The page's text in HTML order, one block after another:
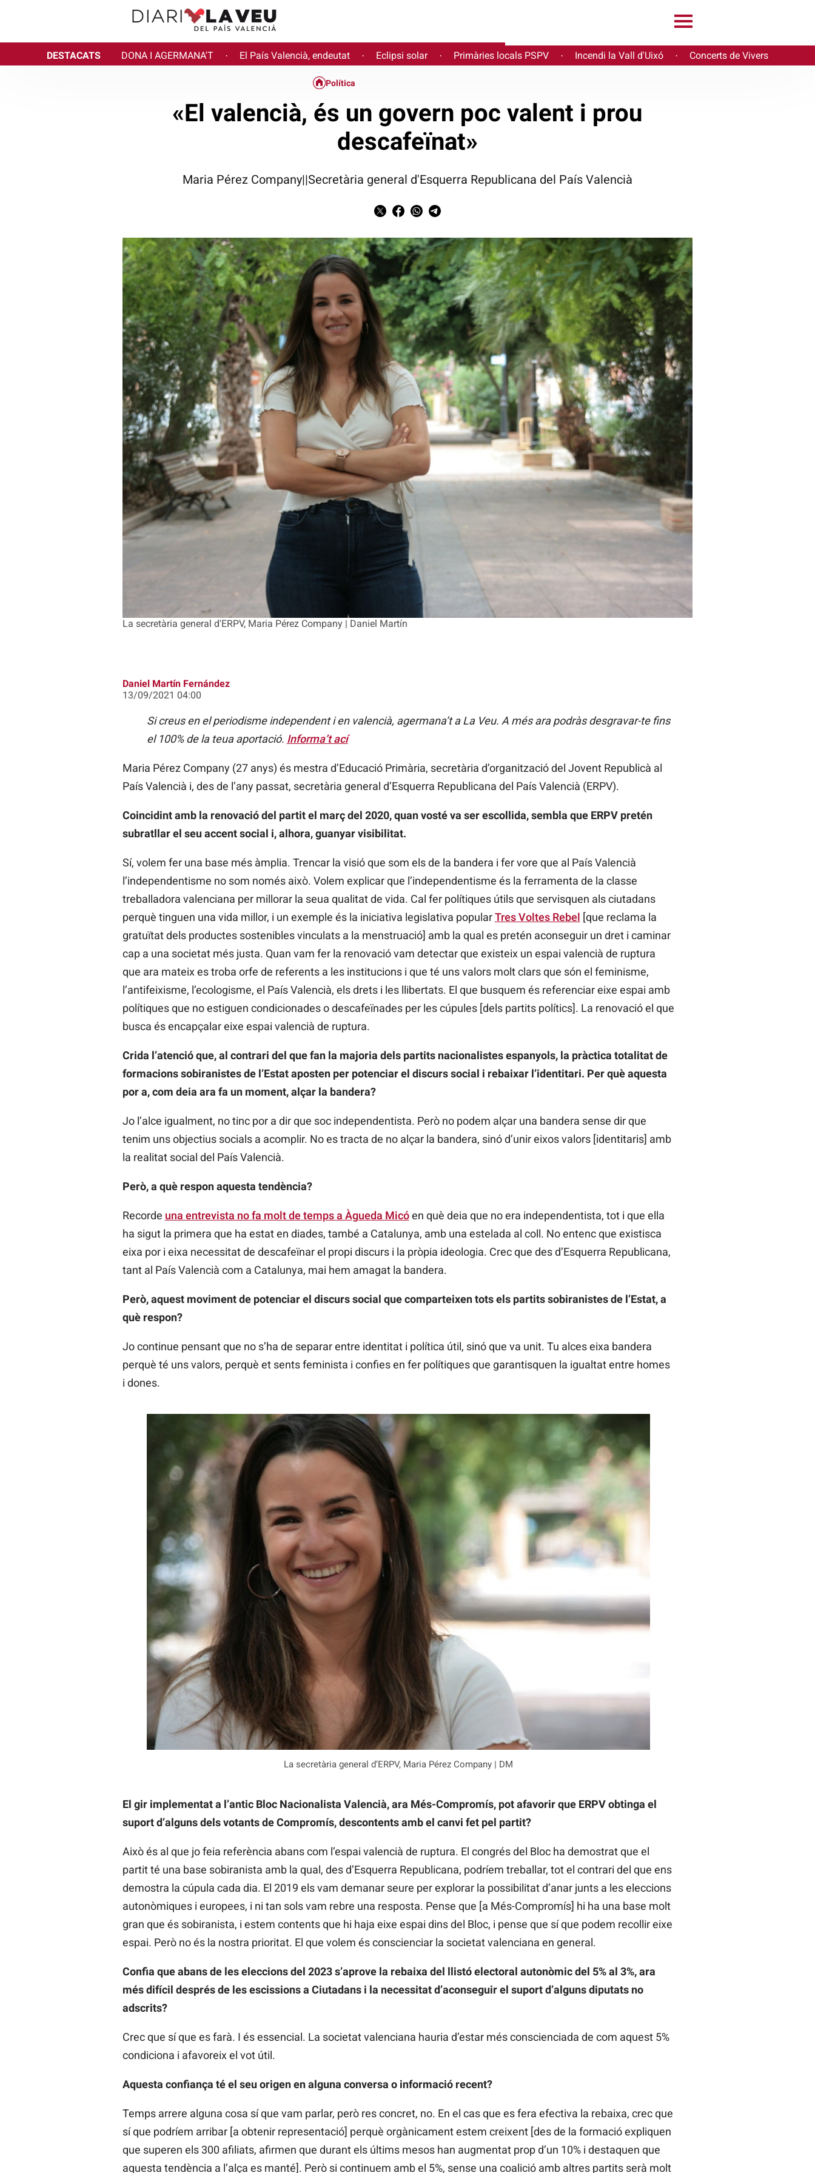
DESTACATS DONA I AGERMANA'T · El País Valencià, endeutat · Eclipsi solar · Primàries locals PSPV · Incendi la Vall d'Uixó · Concerts de Vivers
La secretària general d'ERPV, Maria Pérez Company | Daniel Martín
Política
«El valencià, és un govern poc valent i prou
descafeïnat»
Maria Pérez Company||Secretària general d'Esquerra Republicana del País Valencià
Daniel Martín Fernández
13/09/2021 04:00
Si creus en el periodisme independent i en valencià, agermana’t a La Veu. A més ara podràs desgravar-te fins
el 100% de la teua aportació. Informa’t ací
Maria Pérez Company (27 anys) és mestra d’Educació Primària, secretària d’organització del Jovent Republicà al
País Valencià i, des de l’any passat, secretària general d’Esquerra Republicana del País Valencià (ERPV).
Coincidint amb la renovació del partit el març del 2020, quan vosté va ser escollida, sembla que ERPV pretén
subratllar el seu accent social i, alhora, guanyar visibilitat.
Sí, volem fer una base més àmplia. Trencar la visió que som els de la bandera i fer vore que al País Valencià
l’independentisme no som només això. Volem explicar que l’independentisme és la ferramenta de la classe
treballadora valenciana per millorar la seua qualitat de vida. Cal fer polítiques útils que servisquen als ciutadans
perquè tinguen una vida millor, i un exemple és la iniciativa legislativa popularTres Voltes Rebel [que reclama la
gratuïtat dels productes sostenibles vinculats a la menstruació] amb la qual es pretén aconseguir un dret i caminar
cap a una societat més justa. Quan vam fer la renovació vam detectar que existeix un espai valencià de ruptura
que ara mateix es troba orfe de referents a les institucions i que té uns valors molt clars que són el feminisme,
l’antifeixisme, l’ecologisme, el País Valencià, els drets i les llibertats. El que busquem és referenciar eixe espai amb
polítiques que no estiguen condicionades o descafeïnades per les cúpules [dels partits polítics]. La renovació el que
busca és encapçalar eixe espai valencià de ruptura.
Crida l’atenció que, al contrari del que fan la majoria dels partits nacionalistes espanyols, la pràctica totalitat de
formacions sobiranistes de l’Estat aposten per potenciar el discurs social i rebaixar l’identitari. Per què aquesta
por a, com deia ara fa un moment, alçar la bandera?
Jo l’alce igualment, no tinc por a dir que soc independentista. Però no podem alçar una bandera sense dir que
tenim uns objectius socials a acomplir. No es tracta de no alçar la bandera, sinó d’unir eixos valors [identitaris] amb
la realitat social del País Valencià.
Però, a què respon aquesta tendència?
Recorde una entrevista no fa molt de temps a Àgueda Micóen què deia que no era independentista, tot i que ella
ha sigut la primera que ha estat en diades, també a Catalunya, amb una estelada al coll. No entenc que existisca
eixa por i eixa necessitat de descafeïnar el propi discurs i la pròpia ideologia. Crec que des d’Esquerra Republicana,
tant al País Valencià com a Catalunya, mai hem amagat la bandera.
Però, aquest moviment de potenciar el discurs social que comparteixen tots els partits sobiranistes de l’Estat, a
què respon?
Jo continue pensant que no s’ha de separar entre identitat i política útil, sinó que va unit. Tu alces eixa bandera
perquè té uns valors, perquè et sents feminista i confies en fer polítiques que garantisquen la igualtat entre homes
i dones.
La secretària general d’ERPV, Maria Pérez Company | DM
El gir implementat a l’antic Bloc Nacionalista Valencià, ara Més-Compromís, pot afavorir que ERPV obtinga el
suport d’alguns dels votants de Compromís, descontents amb el canvi fet pel partit?
Això és al que jo feia referència abans com l’espai valencià de ruptura. El congrés del Bloc ha demostrat que el
partit té una base sobiranista amb la qual, des d’Esquerra Republicana, podríem treballar, tot el contrari del que ens
demostra la cúpula cada dia. El 2019 els vam demanar seure per explorar la possibilitat d’anar junts a les eleccions
autonòmiques i europees, i ni tan sols vam rebre una resposta. Pense que [a Més-Compromís] hi ha una base molt
gran que és sobiranista, i estem contents que hi haja eixe espai dins del Bloc, i pense que sí que podem recollir eixe
espai. Però no és la nostra prioritat. El que volem és conscienciar la societat valenciana en general.
Confia que abans de les eleccions del 2023 s’aprove la rebaixa del llistó electoral autonòmic del 5% al 3%, ara
més difícil després de les escissions a Ciutadans i la necessitat d’aconseguir el suport d’alguns diputats no
adscrits?
Crec que sí que es farà. I és essencial. La societat valenciana hauria d’estar més conscienciada de com aquest 5%
condiciona i afavoreix el vot útil.
Aquesta confiança té el seu origen en alguna conversa o informació recent?
Temps arrere alguna cosa sí que vam parlar, però res concret, no. En el cas que es fera efectiva la rebaixa, crec que
sí que podríem arribar [a obtenir representació] perquè orgànicament estem creixent [des de la formació expliquen
que superen els 300 afiliats, afirmen que durant els últims mesos han augmentat prop d’un 10% i destaquen que
aquesta tendència a l’alça es manté]. Però si continuem amb el 5%, sense una coalició amb altres partits serà molt